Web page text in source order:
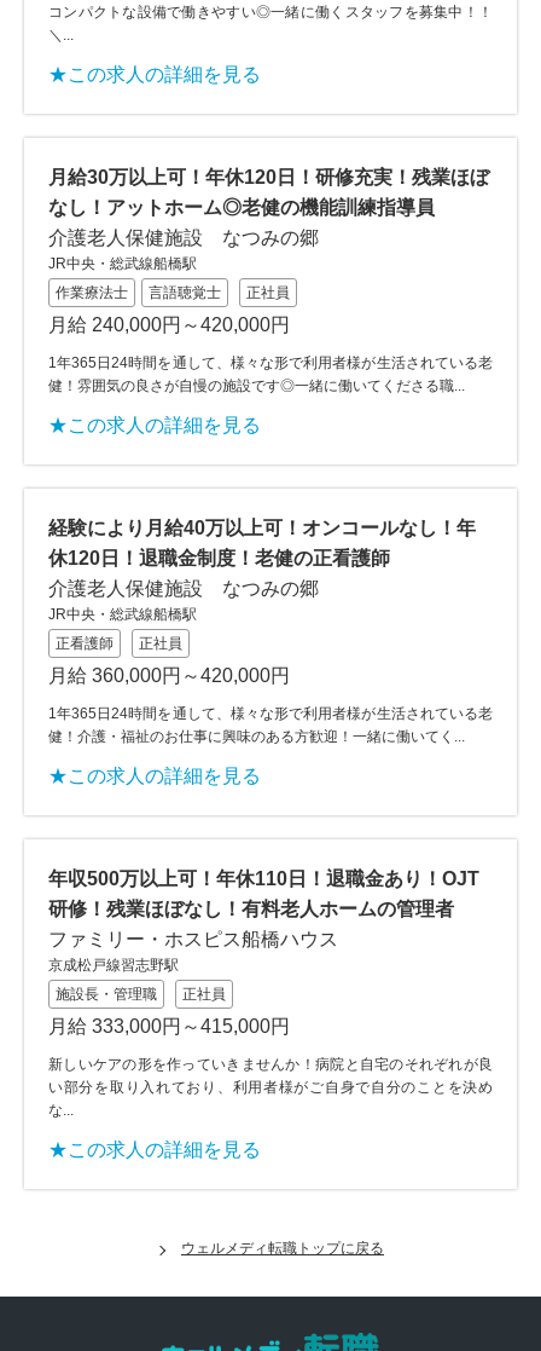
コンパクトな設備で働きやすい◎一緒に働くスタッフを募集中！！
＼...
★この求人の詳細を見る
月給30万以上可！年休120日！研修充実！残業ほぼ
なし！アットホーム◎老健の機能訓練指導員
介護老人保健施設 なつみの郷
JR中央・総武線船橋駅
作業療法士
言語聴覚士 正社員
月給 240,000円～420,000円
1年365日24時間を通して、様々な形で利用者様が生活されている老
健！雰囲気の良さが自慢の施設です◎一緒に働いてくださる職...
★この求人の詳細を見る
経験により月給40万以上可！オンコールなし！年
休120日！退職金制度！老健の正看護師
介護老人保健施設 なつみの郷
JR中央・総武線船橋駅
正看護師
正社員
月給 360,000円～420,000円
1年365日24時間を通して、様々な形で利用者様が生活されている老
健！介護・福祉のお仕事に興味のある方歓迎！一緒に働いてく...
★この求人の詳細を見る
年収500万以上可！年休110日！退職金あり！OJT
研修！残業ほぼなし！有料老人ホームの管理者
ファミリー・ホスピス船橋ハウス
京成松戸線習志野駅
施設長・管理職
正社員
月給 333,000円～415,000円
新しいケアの形を作っていきませんか！病院と自宅のそれぞれが良
い部分を取り入れており、利用者様がご自身で自分のことを決め
な...
★この求人の詳細を見る
ウェルメディ転職トップに戻る